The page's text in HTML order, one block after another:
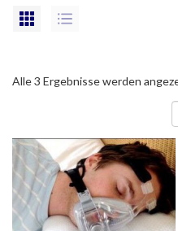
Alle 3 Ergebnisse werden